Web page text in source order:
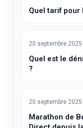
Quel tarif pour
20 septembre 2025
Quel est le
?
20 septembre 2025
Marathon de